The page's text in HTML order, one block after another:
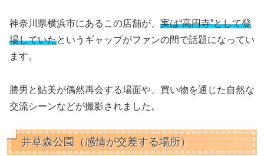
神奈川県横浜市にあるこの店舗が、 実は“高円寺”として登
場していたというギャップがファンの間で話題になってい
ます。
勝男と鮎美が偶然再会する場面や、買い物を通じた自然な
交流シーンなどが撮影されました。
井草森公園（感情が交差する場所）